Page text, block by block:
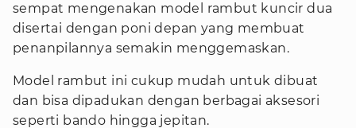
sempat mengenakan model rambut kuncir dua
disertai dengan poni depan yang membuat
penanpilannya semakin menggemaskan.
Model rambut ini cukup mudah untuk dibuat
dan bisa dipadukan dengan berbagai aksesori
seperti bando hingga jepitan.